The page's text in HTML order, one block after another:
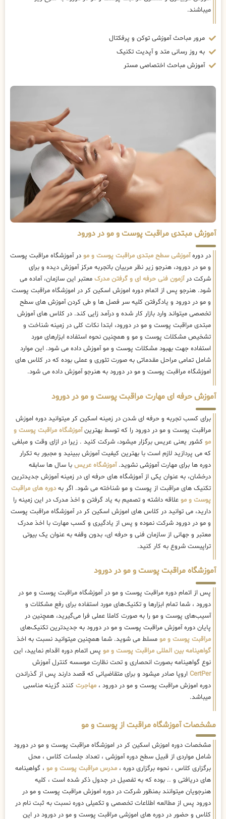
میباشند.
مرور مباحث آموزشی توکن و پرفکتال
به روز رسانی متد و آپدیت تکنیک
آموزش مباحث اختصاصی مستر
آموزش مبتدی مراقبت پوست و مو در دورود
در دورهآموزشی سطح مبتدی مراقبت پوست و مو در آموزشگاه مراقبت پوست
و مو در دورود، هنرجو زیر نظر مربیان باتجربه مرکز آموزش دیده و برای
شرکت درآزمون فنی حرفه ای و گرفتن مدرک معتبر این سازمان، آماده می
شود. هنرجو پس از اتمام دوره اموزش اسکین کر در اموزشگاه مراقبت پوست
و مو در دورود و یادگرفتن کلیه سر فصل ها و طی کردن آموزش های سطح
تخصصی میتواند وارد بازار کار شده و درآمد زایی کند. در کلاس های آموزش
مبتدی مراقبت پوست و مو در دورود، ابتدا نکات کلی در زمینه شناخت و
تشخیص مشکلات پوست و مو و همچنین نحوه استفاده ابزارهای مورد
استفاده جهت بهبود مشکلات پوست و مو آموزش داده می شود. این موارد
شامل تمامی مراحل مقدماتی به صورت تئوری و عملی بوده که در کلاس های
اموزشگاه مراقبت پوست و مو در دورود به هنرجو آموزش داده می شود.
آموزش حرفه ای مهارت مراقبت پوست و مو در دورود
برای کسب تجربه و حرفه ای شدن در زمینه اسکین کر میتوانید دوره اموزش
مراقبت پوست و مو در دورود را که توسط بهترینآموزشگاه مراقبت پوست و
مو کشور یعنی عریس برگزار میشود، شرکت کنید . زیرا در ازای وقت و مبلغی
که می پردازید لازم است با بهترین کیفیت آموزش ببینید و مجبور به تکرار
دوره ها برای مهارت آموزشی نشوید.آموزشگاه عریس با سال ها سابقه
درخشان، به عنوان یکی از آموزشگاه های حرفه ای در زمینه آموزش جدیدترین
تکنیک های مراقبت از پوست و مو شناخته می شود. اگر بهدوره های مراقبت
پوست و مو علاقه داشته و تصمیم به یاد گرفتن و اخذ مدرک در این زمینه را
دارید، می توانید در کلاس های اموزش اسکین کر در آموزشگاه مراقبت پوست
و مو در دورود شرکت نموده و پس از یادگیری و کسب مهارت با اخذ مدرک
معتبر و جهانی از سازمان فنی و حرفه ای، بدون وقفه به عنوان یک بیوتی
تراپیست شروع به کار کنید.
آموزشگاه مراقبت پوست و مو در دورود
پس از اتمام دوره مراقبت پوست و مو در آموزشگاه مراقبت پوست و مو در
دورود ، شما تمام ابزارها و تکنیک‌های مورد استفاده برای رفع مشکلات و
آسیب‌های پوست و مو را به صورت کاملا عملی فرا می‌گیرید، همچنین در
پایان دوره آموزش مراقبت پوست و مو در دورود به جدیدترین تکنیک‌های
مراقبت پوست و مو مسلط می شوید. شما همچنین میتوانید نسبت به اخذ
گواهینامه بین المللی مراقبت پوست و مو پس اتمام دوره اقدام نمایید، این
نوع گواهینامه بصورت انحصاری و تحت نظارت موسسه کنترل آموزش
CertPer اروپا صادر میشود و برای متقاضیانی که قصد دارند پس از گذراندن
دوره اموزش مراقبت پوست و مو در دورود ، مهاجرت کنند گزینه مناسبی
میباشد.
مشخصات آموزشگاه مراقبت از پوست و مو
مشخصات دوره اموزش اسکین کر در اموزشگاه مراقبت پوست و مو در دورود
شامل مواردی از قبیل سطح دوره آموزشی ، تعداد جلسات کلاس ، محل
برگزاری کلاس ، نحوه برگزاری دوره ، مدرس مراقبت پوست و مو ، گواهینامه
های دریافتی و .. بوده که به تفصیل در جدول ذکر شده است ، کلیه
هنرجویان میتوانند بمنظور شرکت در دوره اموزش مراقبت پوست و مو در
دورود پس از مطالعه اطلاعات تخصصی و تکمیلی دوره نسبت به ثبت نام در
کلاس و حضور در دوره های اموزشی مراقبت پوست و مو در دورود در این